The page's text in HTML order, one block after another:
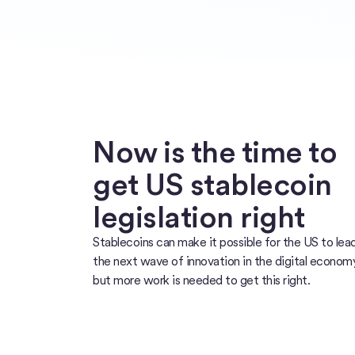
Now is the time to
get US stablecoin
legislation right
Stablecoins can make it possible for the US to
the next wave of innovation in the digital
but more work is needed to get this right.